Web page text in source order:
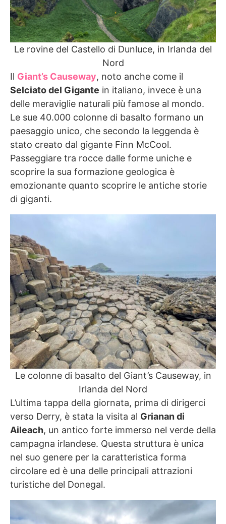
Le rovine del Castello di Dunluce, in Irlanda del
Nord
Il Giant’s Causeway, noto anche come il
Selciato del Gigante in italiano, invece è una
delle meraviglie naturali più famose al mondo.
Le sue 40.000 colonne di basalto formano un
paesaggio unico, che secondo la leggenda è
stato creato dal gigante Finn McCool.
Passeggiare tra rocce dalle forme uniche e
scoprire la sua formazione geologica è
emozionante quanto scoprire le antiche storie
di giganti.
Le colonne di basalto del Giant’s Causeway, in
Irlanda del Nord
L’ultima tappa della giornata, prima di dirigerci
verso Derry, è stata la visita al Grianan di
Aileach, un antico forte immerso nel verde della
campagna irlandese. Questa struttura è unica
nel suo genere per la caratteristica forma
circolare ed è una delle principali attrazioni
turistiche del Donegal.